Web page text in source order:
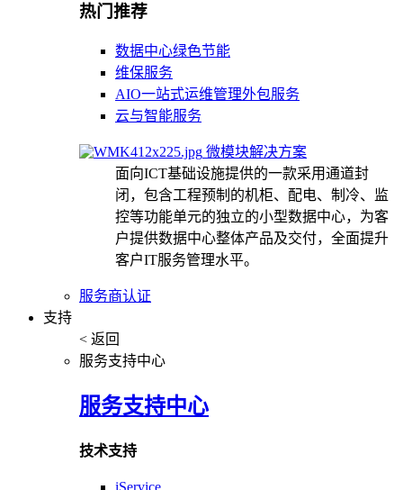
热门推荐
数据中心绿色节能
维保服务
AIO一站式运维管理外包服务
云与智能服务
微模块解决方案
面向ICT基础设施提供的一款采用通道封
闭，包含工程预制的机柜、配电、制冷、监
控等功能单元的独立的小型数据中心，为客
户提供数据中心整体产品及交付，全面提升
客户IT服务管理水平。
服务商认证
支持
< 返回
服务支持中心
服务支持中心
技术支持
iService